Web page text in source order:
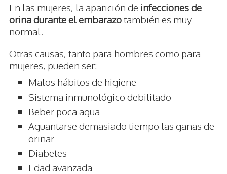
En las mujeres, la aparición de infecciones de
orina durante el embarazotambién es muy
normal.
Otras causas, tanto para hombres como para
mujeres, pueden ser:
Malos hábitos de higiene
Sistema inmunológico debilitado
Beber poca agua
Aguantarse demasiado tiempo las ganas de
orinar
Diabetes
Edad avanzada